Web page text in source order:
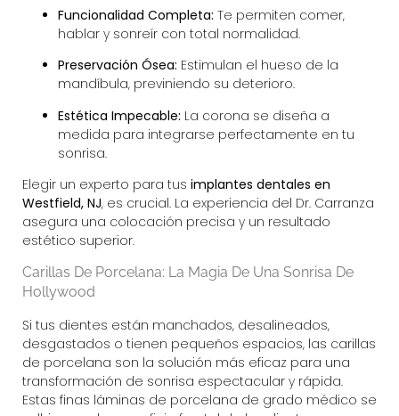
Funcionalidad Completa: Te permiten comer,
hablar y sonreír con total normalidad.
Preservación Ósea: Estimulan el hueso de la
mandíbula, previniendo su deterioro.
Estética Impecable: La corona se diseña a
medida para integrarse perfectamente en tu
sonrisa.
Elegir un experto para tus implantes dentales en
Westfield, NJ, es crucial. La experiencia del Dr. Carranza
asegura una colocación precisa y un resultado
estético superior.
Carillas De Porcelana: La Magia De Una Sonrisa De
Hollywood
Si tus dientes están manchados, desalineados,
desgastados o tienen pequeños espacios, las carillas
de porcelana son la solución más eficaz para una
transformación de sonrisa espectacular y rápida.
Estas finas láminas de porcelana de grado médico se